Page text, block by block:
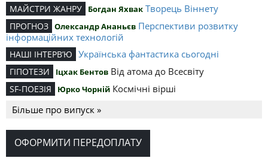
МАЙСТРИ ЖАНРУ Богдан Яхвак Творець Віннету
ПРОГНОЗ Олександр Ананьєв Перспективи розвитку
інформаційних технологій
НАШІ ІНТЕРВ’Ю Українська фантастика сьогодні
ГІПОТЕЗИ Іцхак Бентов Від атома до Всесвіту
SF-ПОЕЗІЯ Юрко Чорній Космічні вірші
Більше про випуск »
ОФОРМИТИ ПЕРЕДОПЛАТУ